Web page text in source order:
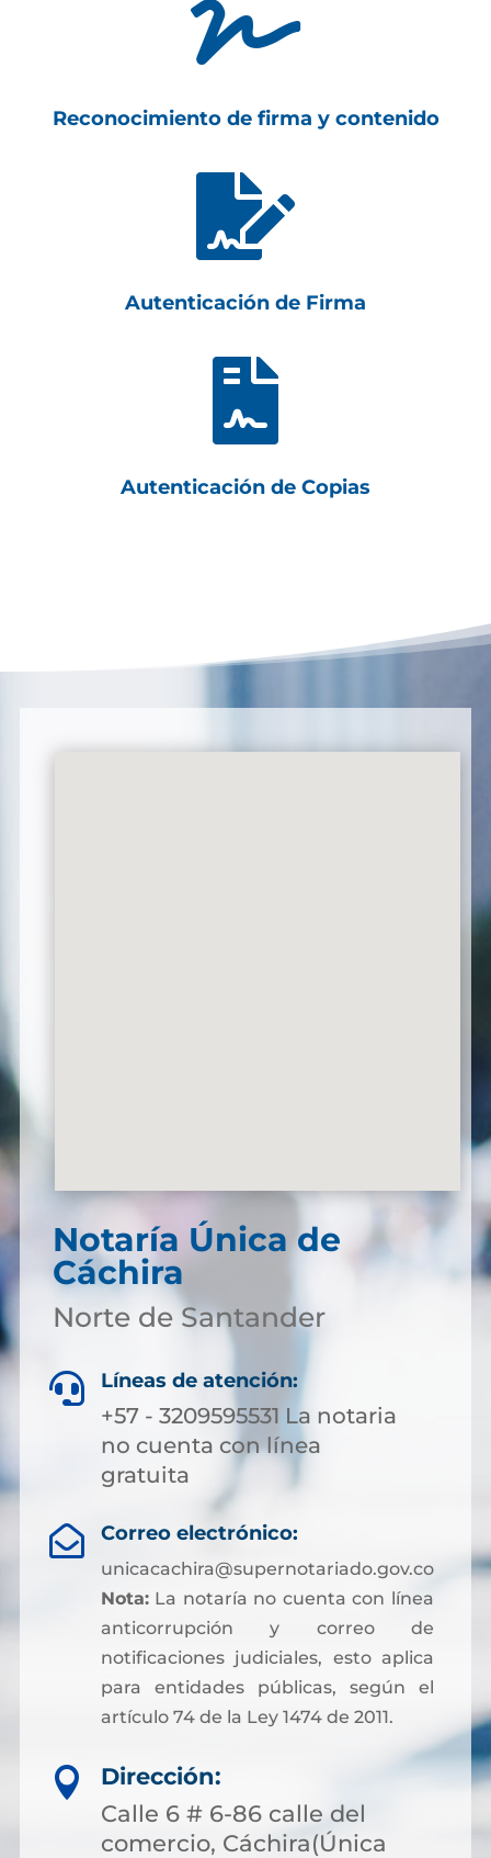

Reconocimiento de firma y contenido

Autenticación de Firma

Autenticación de Copias
Notaría Única de
Cáchira
Norte de Santander
 Líneas de atención:
+57 - 3209595531 La notaria
no cuenta con línea
gratuita
 Correo electrónico:
unicacachira@supernotariado.gov.co
Nota:La notaría no cuenta con línea
anticorrupción y correo de
notificaciones judiciales, esto aplica
para entidades públicas, según el
artículo 74 de la Ley 1474 de 2011.

Dirección:
Calle 6 # 6-86 calle del
comercio, Cáchira(Única